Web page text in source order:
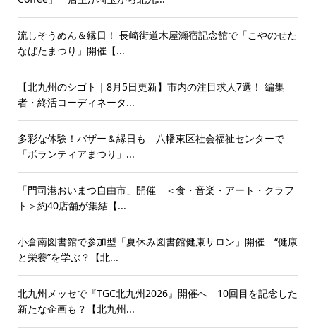
流しそうめん＆縁日！ 長崎街道木屋瀬宿記念館で「こやのせた
なばたまつり」開催【...
【北九州のシゴト｜8月5日更新】市内の注目求人7選！ 編集
者・終活コーディネータ...
多彩な体験！バザー＆縁日も 八幡東区社会福祉センターで
「ボランティアまつり」...
「門司港おいまつ自由市」開催 ＜食・音楽・アート・クラフ
ト＞約40店舗が集結【...
小倉南図書館で参加型「夏休み図書館健康サロン」開催 “健康
と栄養”を学ぶ？【北...
北九州メッセで『TGC北九州2026』開催へ 10回目を記念した
新たな企画も？【北九州...